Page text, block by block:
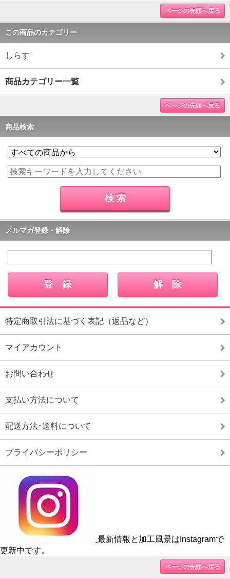
ページの先頭へ戻る
この商品のカテゴリー
しらす
商品カテゴリー一覧
ページの先頭へ戻る
商品検索
メルマガ登録・解除
特定商取引法に基づく表記（返品など）
マイアカウント
お問い合わせ
支払い方法について
配送方法･送料について
プライバシーポリシー
最新情報と加工風景はInstagramで
更新中です。
ページの先頭へ戻る